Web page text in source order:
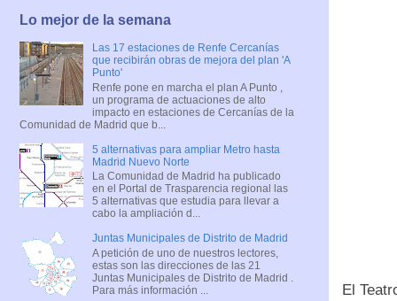
El
Lo mejor de la semana
Las 17 estaciones de Renfe Cercanías
que recibirán obras de mejora del plan 'A
Punto'
Renfe pone en marcha el plan A Punto ,
un programa de actuaciones de alto
impacto en estaciones de Cercanías de la
Comunidad de Madrid que b...
5 alternativas para ampliar Metro hasta
Madrid Nuevo Norte
La Comunidad de Madrid ha publicado
en el Portal de Trasparencia regional las
5 alternativas que estudia para llevar a
cabo la ampliación d...
Juntas Municipales de Distrito de Madrid
A petición de uno de nuestros lectores,
estas son las direcciones de las 21
Juntas Municipales de Distrito de Madrid .
Para más información ...